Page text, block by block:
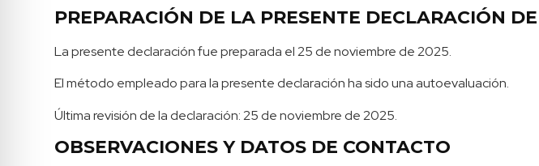
PREPARACIÓN DE LA PRESENTE DECLARACIÓN
La presente declaración fue preparada el 25 de noviembre de 2025.
El método empleado para la presente declaración ha sido una autoevaluación.
Última revisión de la declaración: 25 de noviembre de 2025.
OBSERVACIONES Y DATOS DE CONTACTO